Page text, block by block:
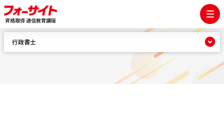
資格取得 通信教育講座
行政書士